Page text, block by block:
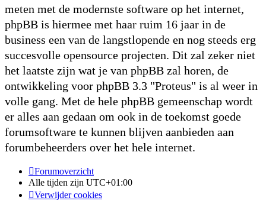
meten met de modernste software op het internet,
phpBB is hiermee met haar ruim 16 jaar in de
business een van de langstlopende en nog steeds erg
succesvolle opensource projecten. Dit zal zeker niet
het laatste zijn wat je van phpBB zal horen, de
ontwikkeling voor phpBB 3.3 "Proteus" is al weer in
volle gang. Met de hele phpBB gemeenschap wordt
er alles aan gedaan om ook in de toekomst goede
forumsoftware te kunnen blijven aanbieden aan
forumbeheerders over het hele internet.
Forumoverzicht
Alle tijden zijn UTC+01:00
Verwijder cookies